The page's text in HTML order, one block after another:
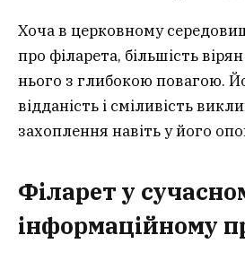
Хоча в церковному
про філарета, більшість
нього з глибокою повагою.
відданість і сміливість
захоплення навіть у його
Філарет у
інформаційному